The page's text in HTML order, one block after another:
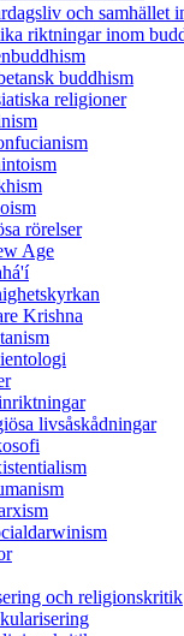
och samhället
riktningar inom
buddhism
religioner
rörelser
Age
Krishna
livsåskådningar
och religionskritik